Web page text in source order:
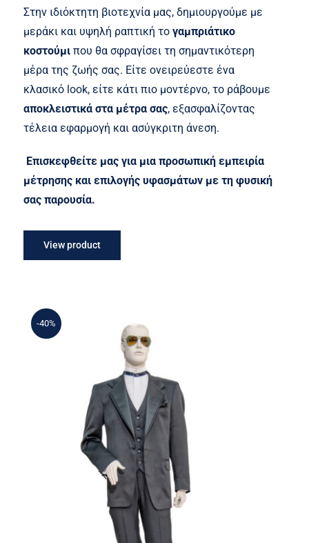
was:
300,00 €.
τιμή
είναι:
195,00 €.
Στην ιδιόκτητη βιοτεχνία μας, δημιουργούμε με
μεράκι και υψηλή ραπτική τογαμπριάτικο
κοστούμι που θα σφραγίσει τη σημαντικότερη
μέρα της ζωής σας. Είτε ονειρεύεστε ένα
κλασικό look, είτε κάτι πιο μοντέρνο, το ράβουμε
αποκλειστικά στα μέτρα σας, εξασφαλίζοντας
τέλεια εφαρμογή και ασύγκριτη άνεση.
Επισκεφθείτε μας για μια προσωπική εμπειρία
μέτρησης και επιλογής υφασμάτων με τη φυσική
σας παρουσία.
View product
-40%
Γαμπριάτικο Κουστούμι